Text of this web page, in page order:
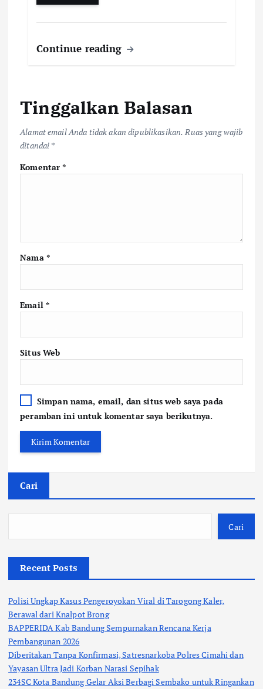
Continue reading
Tinggalkan Balasan
Alamat email Anda tidak akan dipublikasikan. Ruas yang wajib
ditandai *
Komentar*
Nama *
Email *
Situs Web
Simpan nama, email, dan situs web saya pada
peramban ini untuk komentar saya berikutnya.
Cari
Cari
Recent Posts
Polisi Ungkap Kasus Pengeroyokan Viral di Tarogong Kaler,
Berawal dari Knalpot Brong
BAPPERIDA Kab Bandung Sempurnakan Rencana Kerja
Pembangunan 2026
Diberitakan Tanpa Konfirmasi, Satresnarkoba Polres Cimahi dan
Yayasan Ultra Jadi Korban Narasi Sepihak
234SC Kota Bandung Gelar Aksi Berbagi Sembako untuk Ringankan